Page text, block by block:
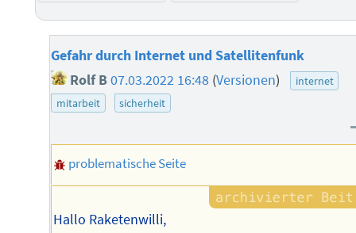
Gefahr durch Internet und Satellitenfunk
Rolf B07.03.2022 16:48 (Versionen)
internet
mitarbeit
sicherheit
problematische Seite
Hallo Raketenwilli,